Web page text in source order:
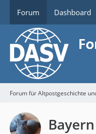
Forum Dashboard
Forum für Altpostgeschichte